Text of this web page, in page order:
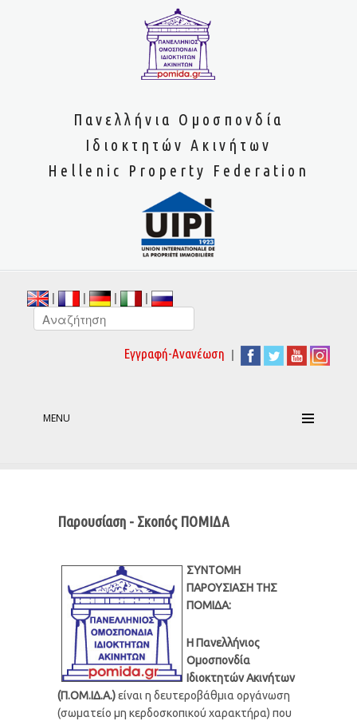
Πανελλήνια Ομοσπονδία
Ιδιοκτητών Ακινήτων
Hellenic Property Federation
| | | |
Εγγραφή-Ανανέωση |
MENU
Παρουσίαση - Σκοπός ΠΟΜΙΔΑ
ΣΥΝΤΟΜΗ
ΠΑΡΟΥΣΙΑΣΗ ΤΗΣ
ΠΟΜΙΔΑ:
Η Πανελλήνιος
Ομοσπονδία
Ιδιοκτητών Ακινήτων
(Π.ΟΜ.ΙΔ.Α.)είναι η δευτεροβάθμια οργάνωση
(σωματείο μη κερδοσκοπικού χαρακτήρα) που